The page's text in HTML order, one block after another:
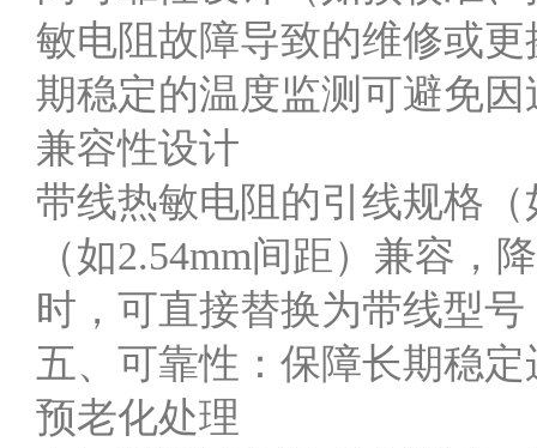
敏电阻故障导致的维修或
期稳定的温度监测可避免
兼容性设计
带线热敏电阻的引线规格
（如2.54mm间距）兼容
时，可直接替换为带线型
五、可靠性：保障长期稳定
预老化处理